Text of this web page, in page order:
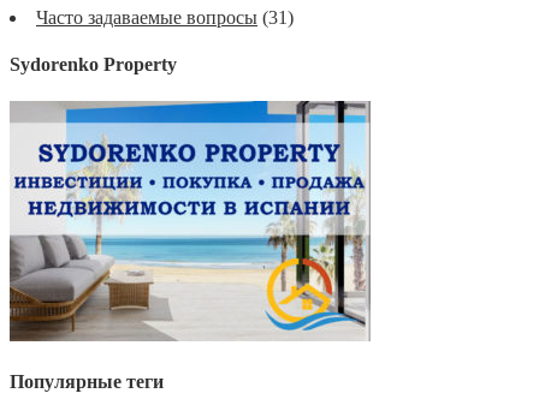
Часто задаваемые вопросы (31)
Sydorenko Property
Популярные теги